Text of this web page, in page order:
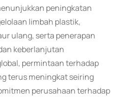
peningkatan
limbah plastik,
ulang, serta penerapan
keberlanjutan
permintaan terhadap
terus meningkat seiring
perusahaan terhadap